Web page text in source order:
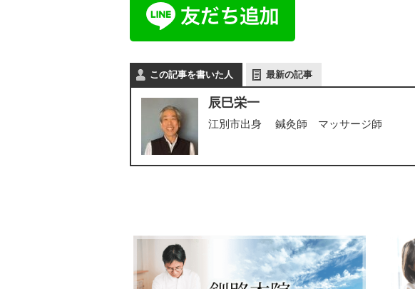
この記事を書いた人 最新の記事
辰巳栄一
江別市出身 鍼灸師 マッサージ師